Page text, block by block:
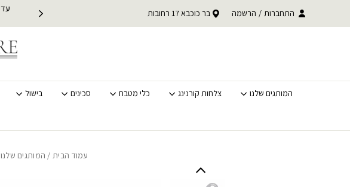
עד 30% הנחה על כל קטגוריית BACK TO SCHOOL
לסופ"ש בלבד
משלוחים מהירים לכל הארץ התחברות / הרשמה בר כוכבא 17 רחובות
המותגים שלנו צלחות קורנינג כלי מטבח סכינים בישול
עמוד הבית/ המותגים שלנו